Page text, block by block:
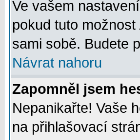
Ve vašem
pokud tuto možnost
sami sobě. Budete
Návrat nahoru
Zapomněl jsem
Nepanikařte! Vaše
na přihlašovací